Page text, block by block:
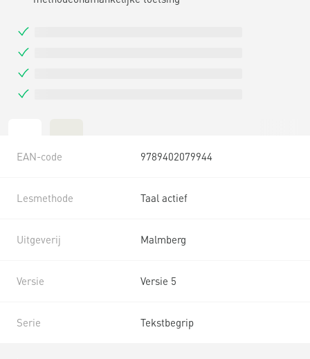
EAN-code 9789402079944
Lesmethode Taal actief
Uitgeverij Malmberg
Versie Versie 5
Serie Tekstbegrip